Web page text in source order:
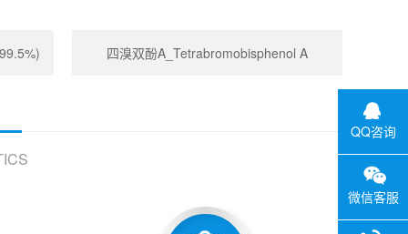
四溴双酚A_Tetrabromobisphenol A
QQ咨询
微信客服